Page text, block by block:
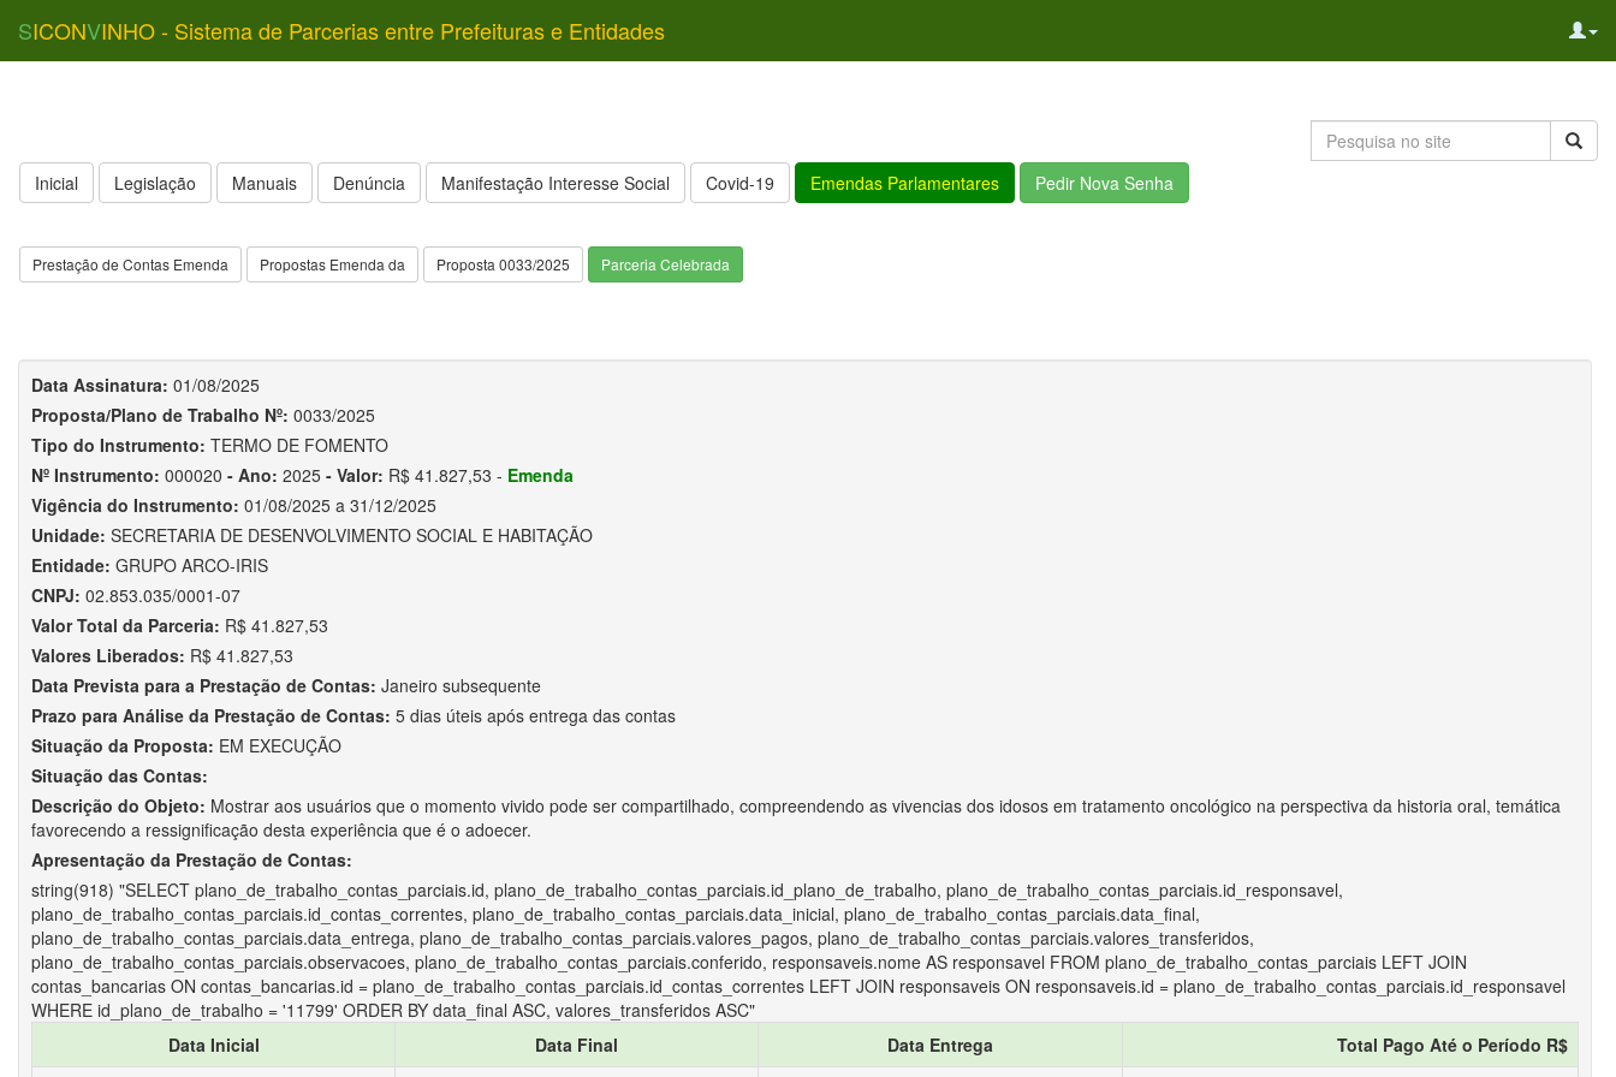
SICONVINHO - Sistema de Parcerias entre Prefeituras e Entidades
Inicial Legislação Manuais Denúncia Manifestação Interesse Social Covid-19 Emendas Parlamentares Pedir Nova Senha
Prestação de Contas Emenda Propostas Emenda da Proposta 0033/2025 Parceria Celebrada
Data Assinatura: 01/08/2025
Proposta/Plano de Trabalho Nº: 0033/2025
Tipo do Instrumento: TERMO DE FOMENTO
Nº Instrumento: 000020 - Ano: 2025 - Valor: R$ 41.827,53 - Emenda
Vigência do Instrumento: 01/08/2025 a 31/12/2025
Unidade: SECRETARIA DE DESENVOLVIMENTO SOCIAL E HABITAÇÃO
Entidade: GRUPO ARCO-IRIS
CNPJ: 02.853.035/0001-07
Valor Total da Parceria: R$ 41.827,53
Valores Liberados: R$ 41.827,53
Data Prevista para a Prestação de Contas: Janeiro subsequente
Prazo para Análise da Prestação de Contas: 5 dias úteis após entrega das contas
Situação da Proposta: EM EXECUÇÃO
Situação das Contas:
Descrição do Objeto: Mostrar aos usuários que o momento vivido pode ser compartilhado, compreendendo as vivencias dos idosos em tratamento oncológico na perspectiva da historia oral, temática
favorecendo a ressignificação desta experiência que é o adoecer.
Apresentação da Prestação de Contas:
string(918) "SELECT plano_de_trabalho_contas_parciais.id, plano_de_trabalho_contas_parciais.id_plano_de_trabalho, plano_de_trabalho_contas_parciais.id_responsavel,
plano_de_trabalho_contas_parciais.id_contas_correntes, plano_de_trabalho_contas_parciais.data_inicial, plano_de_trabalho_contas_parciais.data_final,
plano_de_trabalho_contas_parciais.data_entrega, plano_de_trabalho_contas_parciais.valores_pagos, plano_de_trabalho_contas_parciais.valores_transferidos,
plano_de_trabalho_contas_parciais.observacoes, plano_de_trabalho_contas_parciais.conferido, responsaveis.nome AS responsavel FROM plano_de_trabalho_contas_parciais LEFT JOIN
contas_bancarias ON contas_bancarias.id = plano_de_trabalho_contas_parciais.id_contas_correntes LEFT JOIN responsaveis ON responsaveis.id = plano_de_trabalho_contas_parciais.id_responsavel
WHERE id_plano_de_trabalho = '11799' ORDER BY data_final ASC, valores_transferidos ASC"
Data Inicial
Data Final Data Entrega Total Pago Até o Período R$